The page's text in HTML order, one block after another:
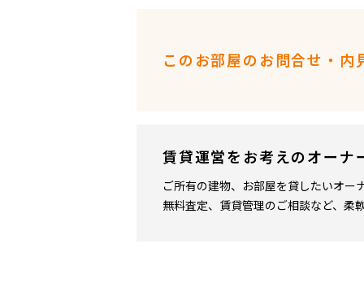
このお部屋のお問合せ・内
賃貸運営をお考えのオーナ
ご所有の建物、お部屋を貸したいオー
無料査定、賃貸管理のご相談など、柔